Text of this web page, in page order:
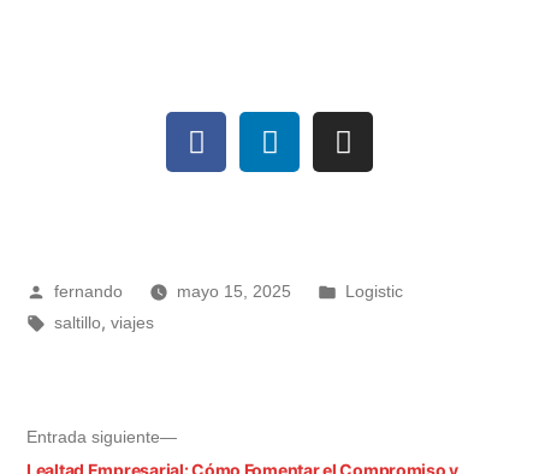
fernando mayo 15, 2025
Logistic
saltillo,viajes
Entrada siguiente
Lealtad Empresarial: Cómo Fomentar el Compromiso y